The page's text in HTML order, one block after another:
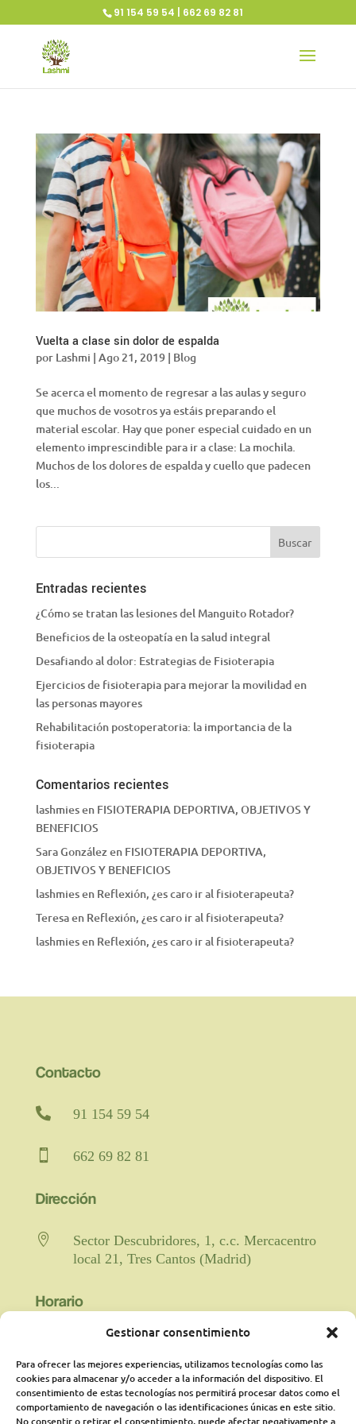
Gestionar consentimiento
Para ofrecer las mejores experiencias, utilizamos tecnologías como las
cookies para almacenar y/o acceder a la información del dispositivo. El
consentimiento de estas tecnologías nos permitirá procesar datos como el
comportamiento de navegación o las identificaciones únicas en este sitio.
No consentir o retirar el consentimiento, puede afectar negativamente a
91 154 59 54 | 662 69 82 81
Vuelta a clase sin dolor de espalda
por Lashmi | Ago 21, 2019| Blog
Se acerca el momento de regresar a las aulas y seguro
que muchos de vosotros ya estáis preparando el
material escolar. Hay que poner especial cuidado en un
elemento imprescindible para ir a clase: La mochila.
Muchos de los dolores de espalda y cuello que padecen
los...
Entradas recientes
¿Cómo se tratan las lesiones del Manguito Rotador?
Beneficios de la osteopatía en la salud integral
Desafiando al dolor: Estrategias de Fisioterapia
Ejercicios de fisioterapia para mejorar la movilidad en
las personas mayores
Rehabilitación postoperatoria: la importancia de la
fisioterapia
Comentarios recientes
lashmiesen FISIOTERAPIA DEPORTIVA, OBJETIVOS Y
BENEFICIOS
Sara Gonzálezen FISIOTERAPIA DEPORTIVA,
OBJETIVOS Y BENEFICIOS
lashmiesen Reflexión, ¿es caro ir al fisioterapeuta?
Teresaen Reflexión, ¿es caro ir al fisioterapeuta?
lashmiesen Reflexión, ¿es caro ir al fisioterapeuta?
Contacto
 91 154 59 54
 662 69 82 81
Dirección

Sector Descubridores, 1, c.c. Mercacentro
local 21, Tres Cantos (Madrid)
Horario
viernes de 9:00 a 21:00 horas
ininterrumpido.
Psicología: Lunes de 18:00 a 21:00